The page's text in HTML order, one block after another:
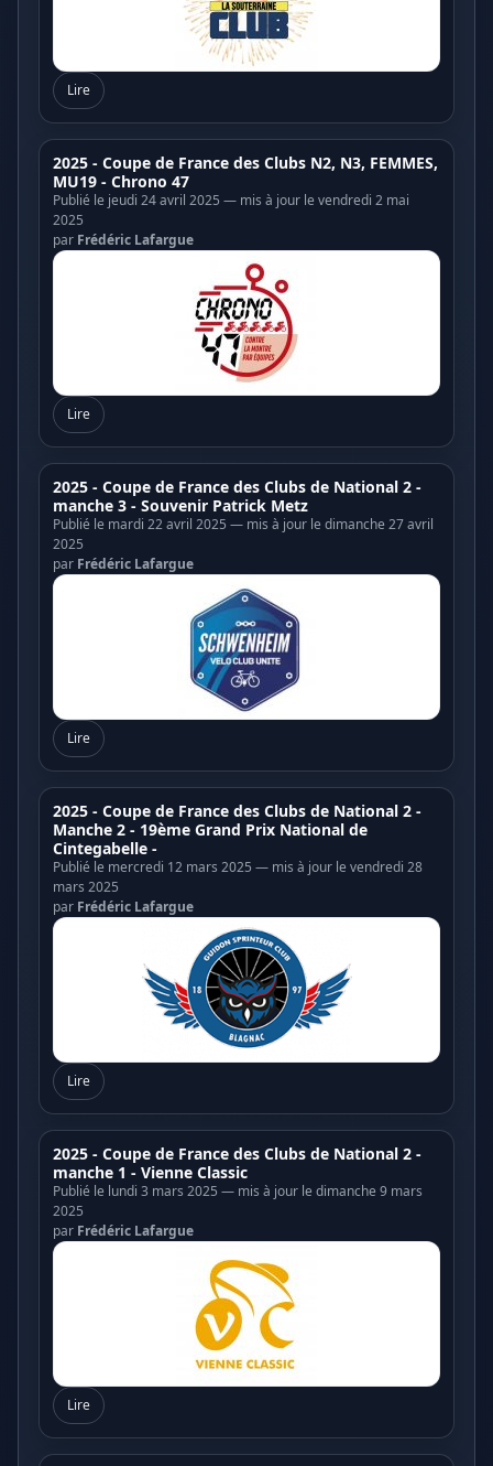
Lire
2025 - Coupe de France des Clubs N2, N3, FEMMES,
MU19 - Chrono 47
Publié le jeudi 24 avril 2025 — mis à jour le vendredi 2 mai
2025
par Frédéric Lafargue
Lire
2025 - Coupe de France des Clubs de National 2 -
manche 3 - Souvenir Patrick Metz
Publié le mardi 22 avril 2025 — mis à jour le dimanche 27 avril
2025
par Frédéric Lafargue
Lire
2025 - Coupe de France des Clubs de National 2 -
Manche 2 - 19ème Grand Prix National de
Cintegabelle -
Publié le mercredi 12 mars 2025 — mis à jour le vendredi 28
mars 2025
par Frédéric Lafargue
Lire
2025 - Coupe de France des Clubs de National 2 -
manche 1 - Vienne Classic
Publié le lundi 3 mars 2025 — mis à jour le dimanche 9 mars
2025
par Frédéric Lafargue
Lire